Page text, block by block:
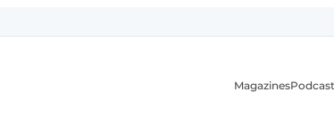
Magazines